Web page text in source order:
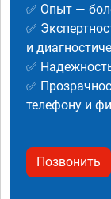
✅ Опыт —
✅
и
✅
✅
телефону и
Позвонить